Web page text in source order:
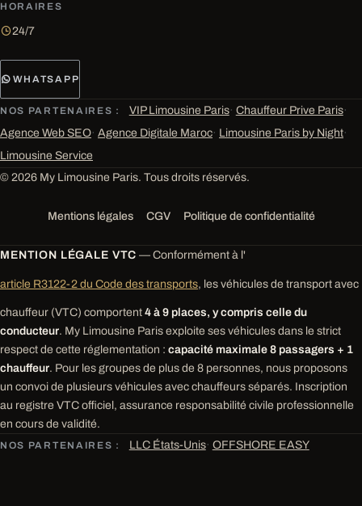
HORAIRES
24/7
WHATSAPP
NOS PARTENAIRES : VIP Limousine Paris· Chauffeur Prive Paris·
Agence Web SEO· Agence Digitale Maroc· Limousine Paris by Night·
Limousine Service
© 2026 My Limousine Paris. Tous droits réservés.
Mentions légales CGV Politique de confidentialité
MENTION LÉGALE VTC — Conformément à l'
article R3122-2 du Code des transports, les véhicules de transport avec
chauffeur (VTC) comportent 4 à 9 places, y compris celle du
conducteur. My Limousine Paris exploite ses véhicules dans le strict
respect de cette réglementation : capacité maximale 8 passagers + 1
chauffeur. Pour les groupes de plus de 8 personnes, nous proposons
un convoi de plusieurs véhicules avec chauffeurs séparés. Inscription
au registre VTC officiel, assurance responsabilité civile professionnelle
en cours de validité.
NOS PARTENAIRES : LLC États-Unis· OFFSHORE EASY